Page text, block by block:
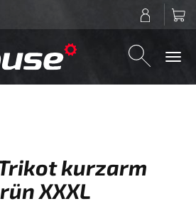
kurzarm
XXXL